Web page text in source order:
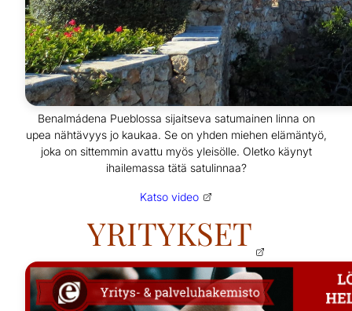
Benalmádena Pueblossa sijaitseva satumainen linna on
upea nähtävyys jo kaukaa. ​Se on y​hden miehen elämäntyö​,
joka​ on sittemmin avattu myös yleisölle. Oletko käynyt
ihailemassa tätä satulinnaa?
Katso video
YRITYKSET